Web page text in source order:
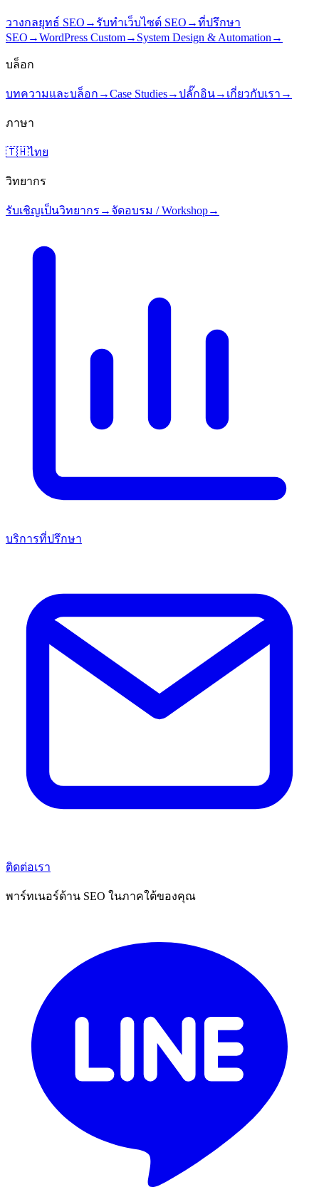
วางกลยุทธ์ SEO → รับทำเว็บไซต์ SEO →ที่ปรึกษา
SEO →WordPress Custom→ System Design & Automation →
บล็อก
บทความและบล็อก →Case Studies→ปลั๊กอิน→ เกี่ยวกับเรา →
ภาษา
🇹🇭ไทย
วิทยากร
รับเชิญเป็นวิทยากร → จัดอบรม / Workshop→
บริการที่ปรึกษา
ติดต่อเรา
พาร์ทเนอร์ด้าน SEO ในภาคใต้ของคุณ